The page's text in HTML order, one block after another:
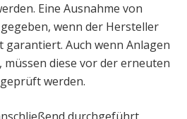
Eine Ausnahme von
wenn der Hersteller
garantiert. Auch wenn Anlagen
diese vor der erneuten
werden.